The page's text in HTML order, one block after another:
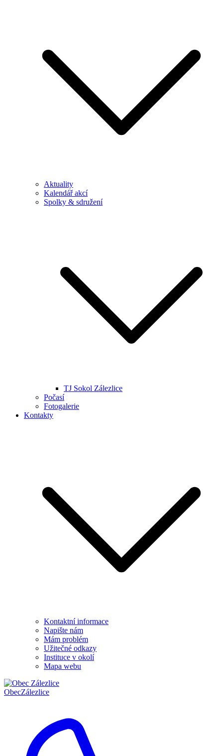
Aktuality
Kalendář akcí
Spolky & sdružení
TJ Sokol Zálezlice
Počasí
Fotogalerie
Kontakty
Kontaktní informace
Napište nám
Mám problém
Užitečné odkazy
Instituce v okolí
Mapa webu
ObecZálezlice